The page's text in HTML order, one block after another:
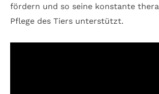
fördern und so seine konstante
Pflege des Tiers unterstützt.